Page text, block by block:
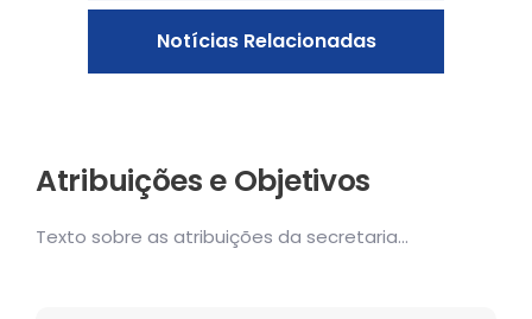
Notícias Relacionadas
Atribuições e Objetivos
Texto sobre as atribuições da secretaria...